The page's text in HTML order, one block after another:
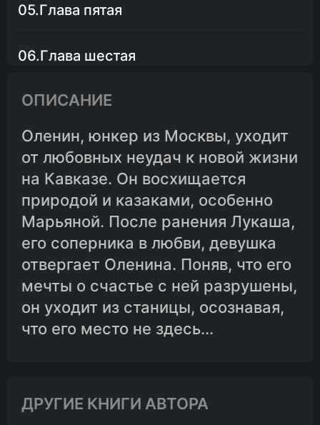
05.Глава пятая
06.Глава шестая
07.Глава седьмая
08.Глава восьмая
09.Глава девятая
10.Глава десятая
11.Глава одиннадцатая
12.Глава двенадцатая
ОПИСАНИЕ
Оленин, юнкер из Москвы, уходит
от любовных неудач к новой жизни
на Кавказе. Он восхищается
природой и казаками, особенно
Марьяной. После ранения Лукаша,
его соперника в любви, девушка
отвергает Оленина. Поняв, что его
мечты о счастье с ней разрушены,
он уходит из станицы, осознавая,
что его место не здесь...
ДРУГИЕ КНИГИ АВТОРА